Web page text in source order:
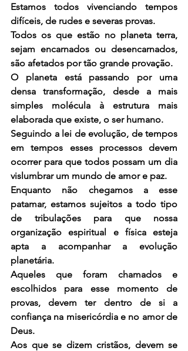
Estamos todos vivenciando tempos
difíceis, de rudes e severas provas.
Todos os que estão no planeta terra,
sejam encarnados ou desencarnados,
são afetados por tão grande provação.
O planeta está passando por uma
densa transformação, desde a mais
simples molécula à estrutura mais
elaborada que existe, o ser humano.
Seguindo a lei de evolução, de tempos
em tempos esses processos devem
ocorrer para que todos possam um dia
vislumbrar um mundo de amor e paz.
Enquanto não chegamos a esse
patamar, estamos sujeitos a todo tipo
de tribulações para que nossa
organização espiritual e física esteja
apta a acompanhar a evolução
planetária.
Aqueles que foram chamados e
escolhidos para esse momento de
provas, devem ter dentro de si a
confiança na misericórdia e no amor de
Deus.
Aos que se dizem cristãos, devem se